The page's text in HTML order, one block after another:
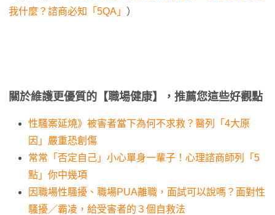
我什麼？諮商必知「5QA」 ）
關於維護更優質的【職場健康】，推薦您這些好觀點
性騷案延燒》被害者當下為何不求救？醫列「4大原
因」嚴重恐創傷
常常「否定自己」小心單身一輩子！心理諮商師列「5
點」你中幾項
因職場性騷擾、職場PUA離職，面試可以說嗎？面對性
騷擾／霸凌，給受害者的３個自救法